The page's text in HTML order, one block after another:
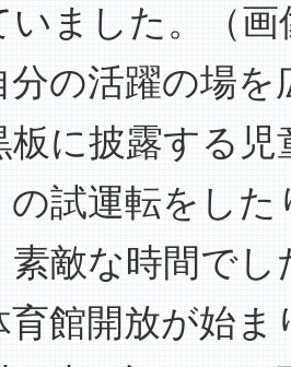
いました。（
分の活躍の場
板に披露する
の試運転をし
素敵な時間で
育館開放が始